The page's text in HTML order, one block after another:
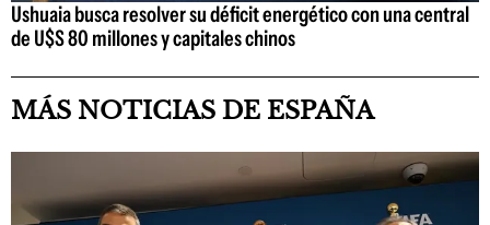
Ushuaia busca resolver su déficit energético con una central
de U$S 80 millones y capitales chinos
MÁS NOTICIAS DE ESPAÑA